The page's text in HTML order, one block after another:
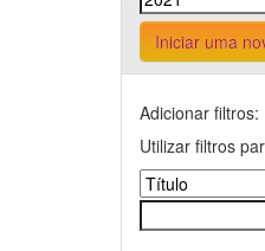
Iniciar uma
Adicionar filtros:
Utilizar filtros